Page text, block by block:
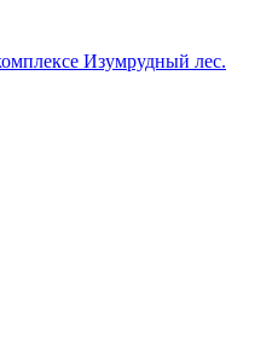
Изумрудный лес.